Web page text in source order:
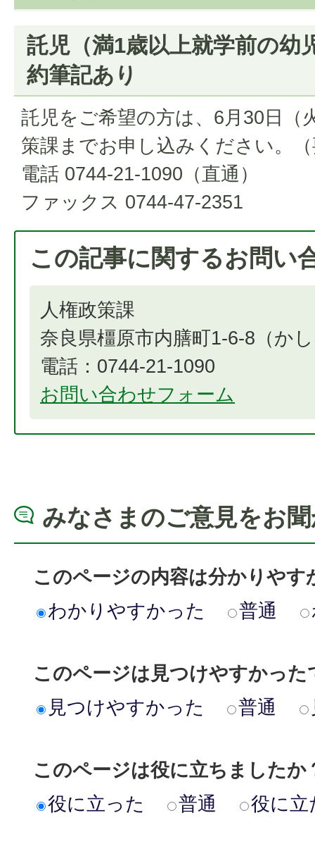
託児（満1歳以上就学前の幼
約筆記あり
託児をご希望の方は、6月30日（
策課までお申し込みください。
電話 0744-21-1090（直通）
ファックス 0744-47-2351
この記事に関するお問い
人権政策課
奈良県橿原市内膳町1-6-8（か
電話：0744-21-1090
お問い合わせフォーム
みなさまのご意見をお
このページの内容は分かりやす
わかりやすかった
普通
このページは見つけやすかった
見つけやすかった
普通
このページは役に立ちましたか
役に立った
普通 役に立